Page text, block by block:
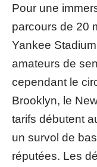
Pour une
parcours de 20
Yankee
amateurs de
cependant le
Brooklyn, le
tarifs débutent
un survol de
réputées. Les